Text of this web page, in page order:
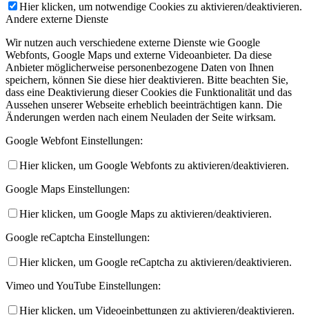
Hier klicken, um notwendige Cookies zu aktivieren/deaktivieren.
Andere externe Dienste
Wir nutzen auch verschiedene externe Dienste wie Google
Webfonts, Google Maps und externe Videoanbieter. Da diese
Anbieter möglicherweise personenbezogene Daten von Ihnen
speichern, können Sie diese hier deaktivieren. Bitte beachten Sie,
dass eine Deaktivierung dieser Cookies die Funktionalität und das
Aussehen unserer Webseite erheblich beeinträchtigen kann. Die
Änderungen werden nach einem Neuladen der Seite wirksam.
Google Webfont Einstellungen:
Hier klicken, um Google Webfonts zu aktivieren/deaktivieren.
Google Maps Einstellungen:
Hier klicken, um Google Maps zu aktivieren/deaktivieren.
Google reCaptcha Einstellungen:
Hier klicken, um Google reCaptcha zu aktivieren/deaktivieren.
Vimeo und YouTube Einstellungen:
Hier klicken, um Videoeinbettungen zu aktivieren/deaktivieren.